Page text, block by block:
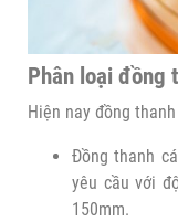
Phân loại đồng
Hiện nay đồng
Đồng thanh
yêu cầu với
150mm.